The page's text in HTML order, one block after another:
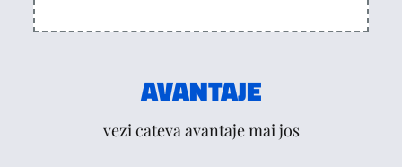
AVANTAJE
vezi cateva avantaje mai jos